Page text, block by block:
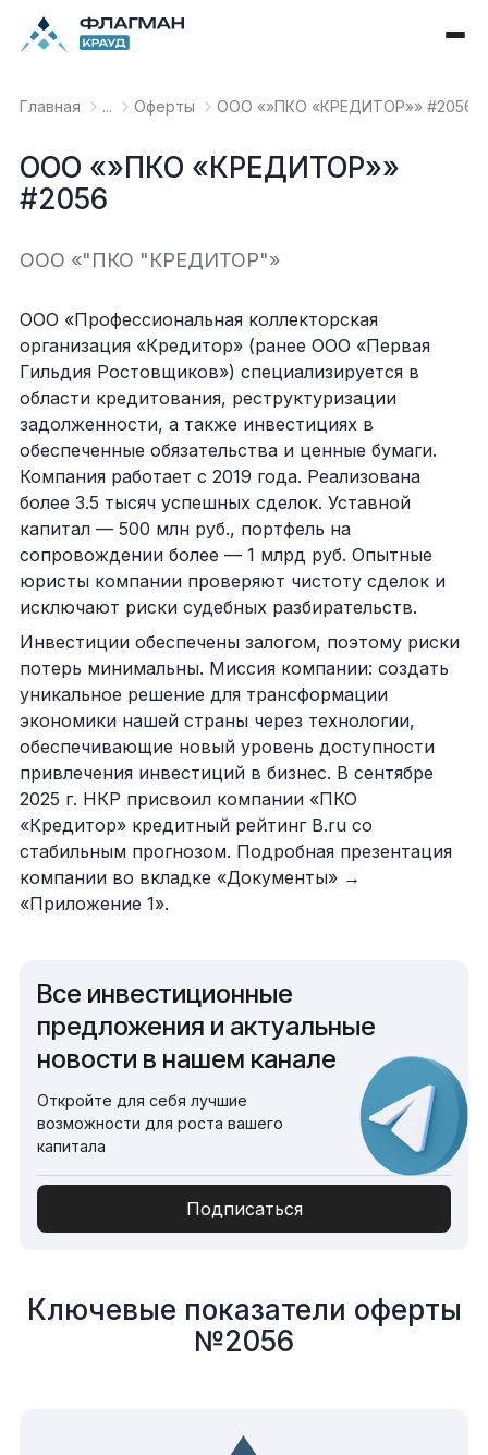
Главная ... Оферты OOO «»ПКО «КРЕДИТОР»» #2056
OOO «»ПКО «КРЕДИТОР»»
#2056
OOO «"ПКО "КРЕДИТОР"»
ООО «Профессиональная коллекторская
организация «Кредитор» (ранее ООО «Первая
Гильдия Ростовщиков») специализируется в
области кредитования, реструктуризации
задолженности, а также инвестициях в
обеспеченные обязательства и ценные бумаги.
Компания работает с 2019 года. Реализована
более 3.5 тысяч успешных сделок. Уставной
капитал — 500 млн руб., портфель на
сопровождении более — 1 млрд руб. Опытные
юристы компании проверяют чистоту сделок и
исключают риски судебных разбирательств.
Инвестиции обеспечены залогом, поэтому риски
потерь минимальны. Миссия компании: создать
уникальное решение для трансформации
экономики нашей страны через технологии,
обеспечивающие новый уровень доступности
привлечения инвестиций в бизнес. В сентябре
2025 г. НКР присвоил компании «ПКО
«Кредитор» кредитный рейтинг B.ru со
стабильным прогнозом. Подробная презентация
компании во вкладке «Документы» →
«Приложение 1».
Все инвестиционные
предложения и актуальные
новости в нашем канале
Откройте для себя лучшие
возможности для роста вашего
капитала
Подписаться
Ключевые показатели оферты
№2056